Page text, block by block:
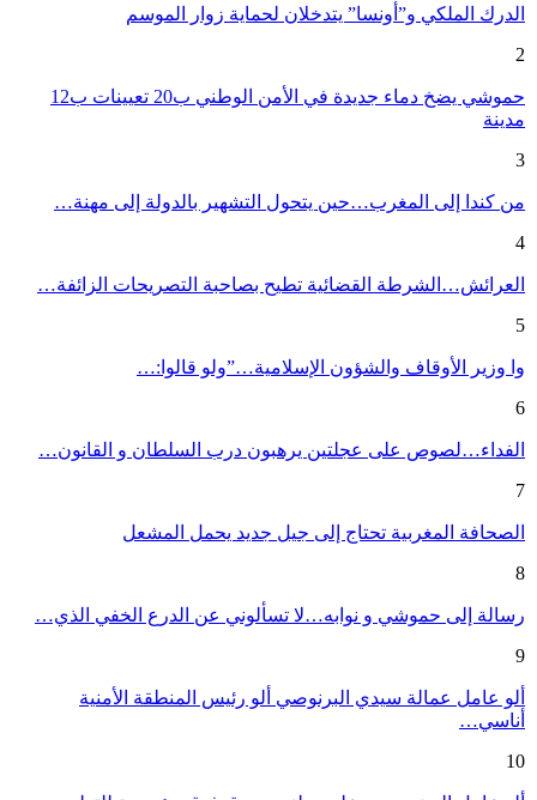
الدرك الملكي و”أونسا” يتدخلان لحماية زوار الموسم
2
حموشي يضخ دماء جديدة في الأمن الوطني ب20 تعيينات ب12
مدينة
3
من كندا إلى المغرب…حين يتحول التشهير بالدولة إلى مهنة…
4
العرائش…الشرطة القضائية تطيح بصاحبة التصريحات الزائفة…
5
وا وزير الأوقاف والشؤون الإسلامية…”ولو قالوا:…
6
الفداء…لصوص على عجلتين يرهبون درب السلطان و القانون…
7
الصحافة المغربية تحتاج إلى جيل جديد يحمل المشعل
8
رسالة إلى حموشي و نوابه…لا تسألوني عن الدرع الخفي الذي…
9
ألو عامل عمالة سيدي البرنوصي ألو رئيس المنطقة الأمنية
أناسي…
10